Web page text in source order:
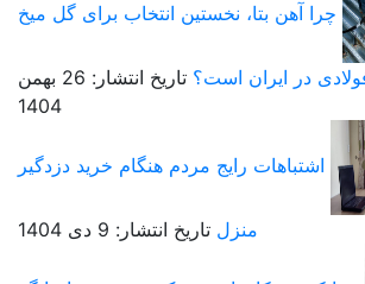
آهن بتا، نخستین انتخاب برای گل میخ
در ایران است؟
تاریخ انتشار: 26 بهمن
1404
اشتباهات رایج مردم هنگام خرید دزدگیر
منزل تاریخ انتشار: 9 دی 1404